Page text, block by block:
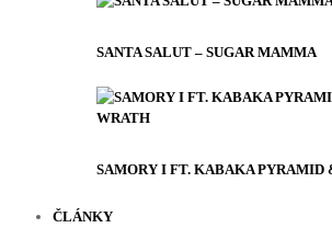
SANTA SALUT – SUGAR MAMMA
SAMORY I FT. KABAKA PYRAMID
ČLÁNKY